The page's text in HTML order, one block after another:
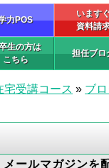
力POS
います
資料請
生の方は
こちら
担任ブロ
宅受講コース » ブ
ールマガジンを